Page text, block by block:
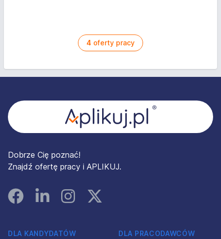
4 oferty pracy
Dobrze Cię poznać!
Znajdź ofertę pracy i APLIKUJ.
FacebookLinked InInstagramInstagram
DLA KANDYDATÓW DLA PRACODAWCÓW